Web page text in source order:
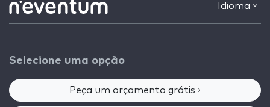
Idioma
Selecione uma opção
Peça um orçamento grátis ›